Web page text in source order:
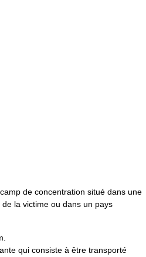
de concentration situé dans une
la victime ou dans un pays
qui consiste à être transporté